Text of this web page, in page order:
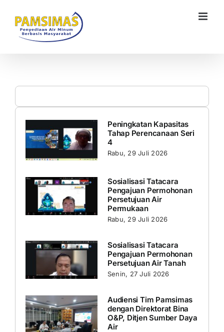
content
Peningkatan Kapasitas
Tahap Perencanaan Seri
4
Rabu, 29 Juli 2026
Sosialisasi Tatacara
Pengajuan Permohonan
Persetujuan Air
Permukaan
Rabu, 29 Juli 2026
Sosialisasi Tatacara
Pengajuan Permohonan
Persetujuan Air Tanah
Senin, 27 Juli 2026
Audiensi Tim Pamsimas
dengan Direktorat Bina
O&P, Ditjen Sumber Daya
Air